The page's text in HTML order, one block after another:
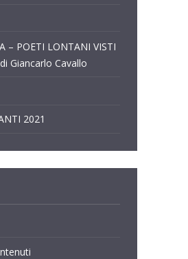
– POETI LONTANI VISTI
Giancarlo Cavallo
2021